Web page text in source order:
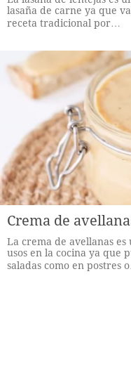
lasaña de carne ya que
receta tradicional por…
Crema de
La crema de avellanas
usos en la cocina ya que
saladas como en postres